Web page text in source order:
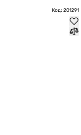
Код: 201291